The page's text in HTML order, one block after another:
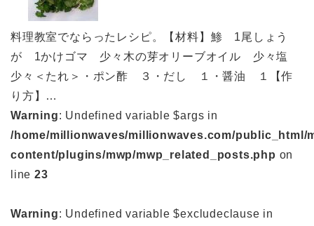
料理教室でならったレシピ。【材料】鯵 1尾しょう
が 1かけゴマ 少々木の芽オリーブオイル 少々塩
少々＜たれ＞・ポン酢 ３・だし １・醤油 １【作
り方】…
Warning: Undefined variable $args in
/home/millionwaves/millionwaves.com/public_html/
content/plugins/mwp/mwp_related_posts.php on
line 23
Warning: Undefined variable $excludeclause in